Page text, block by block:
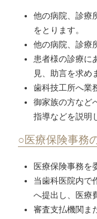
他の病院、診療
をとります。
他の病院、診療
患者様の診療に
見、助言を求め
歯科技工所へ業
御家族の方など
指導などを説明
○医療保険事務
医療保険事務を
当歯科医院内で
へ提出し、医療
審査支払機関ま